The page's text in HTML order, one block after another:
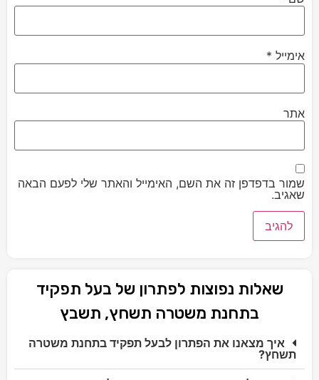
אימייל *
אתר
שמור בדפדפן זה את השם, האימייל והאתר שלי לפעם הבאה
שאגיב.
שאלות נפוצות לפתרון של בעל תפקיד
בתחנת משטרה תשחץ, תשבץ
איך מצאנו את הפתרון לבעל תפקיד בתחנת משטרה
תשחץ?